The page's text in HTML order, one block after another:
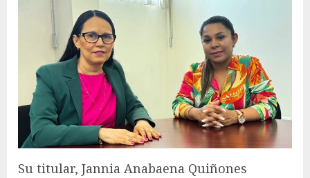
Su titular, Jannia Anabaena Quiñones